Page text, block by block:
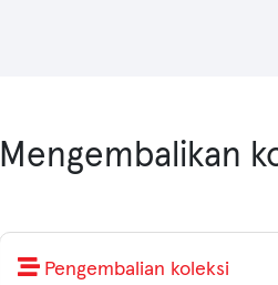
Mengembalikan
Pengembalian koleksi